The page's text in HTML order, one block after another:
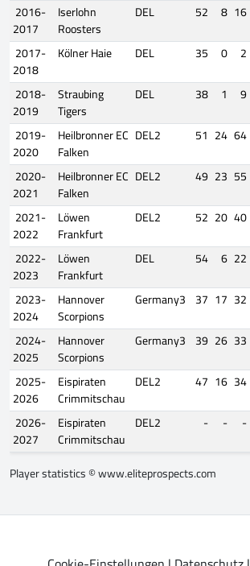
2016-
2017
Iserlohn
Roosters
DEL 52 8 16
2017-
2018
Kölner Haie DEL 35 0 2
2018-
2019
Straubing
Tigers
DEL 38 1 9
2019-
2020
Heilbronner EC
Falken
DEL2 51 24 64
2020-
2021
Heilbronner EC
Falken
DEL2 49 23 55
2021-
2022
Löwen
Frankfurt
DEL2 52 20 40
2022-
2023
Löwen
Frankfurt
DEL 54 6 22
2023-
2024
Hannover
Scorpions
Germany3 37 17 32
2024-
2025
Hannover
Scorpions
Germany3 39 26 33
2025-
2026
Eispiraten
Crimmitschau
DEL2 47 16 34
2026-
2027
Eispiraten
Crimmitschau
DEL2 - - -
Player statistics ©www.eliteprospects.com